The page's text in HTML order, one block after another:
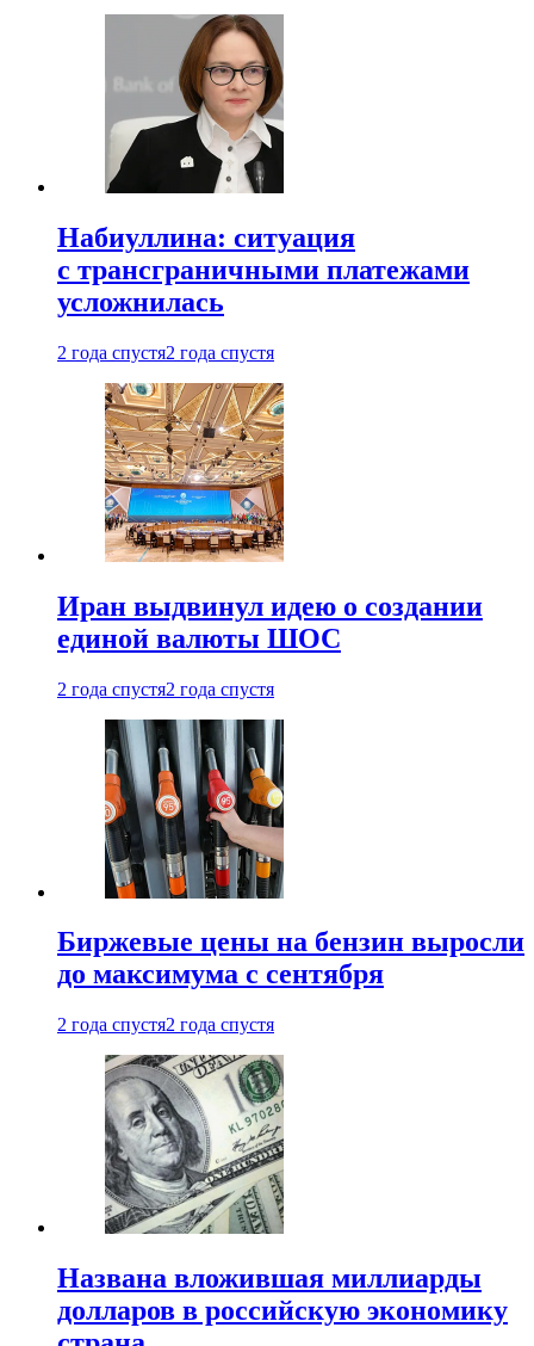
Набиуллина: ситуация
с трансграничными платежами
усложнилась
2 года спустя2 года спустя
Иран выдвинул идею о создании
единой валюты ШОС
2 года спустя2 года спустя
Биржевые цены на бензин выросли
до максимума с сентября
2 года спустя2 года спустя
Названа вложившая миллиарды
долларов в российскую экономику